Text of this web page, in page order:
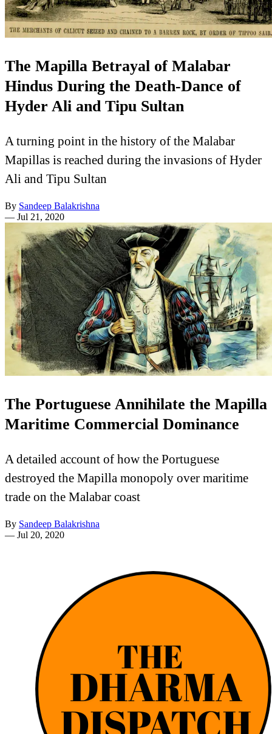
The Mapilla Betrayal of Malabar
Hindus During the Death-Dance of
Hyder Ali and Tipu Sultan
A turning point in the history of the Malabar
Mapillas is reached during the invasions of Hyder
Ali and Tipu Sultan
By Sandeep Balakrishna
— Jul 21, 2020
The Portuguese Annihilate the Mapilla
Maritime Commercial Dominance
A detailed account of how the Portuguese
destroyed the Mapilla monopoly over maritime
trade on the Malabar coast
By Sandeep Balakrishna
— Jul 20, 2020